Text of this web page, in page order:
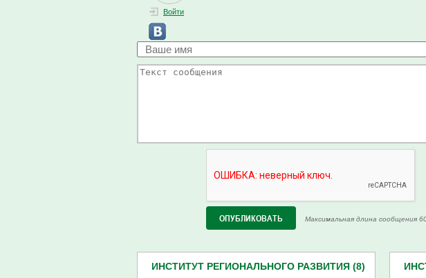
Войти
Максимальная длина сообщения
ИНСТИТУТ РЕГИОНАЛЬНОГО РАЗВИТИЯ (8)